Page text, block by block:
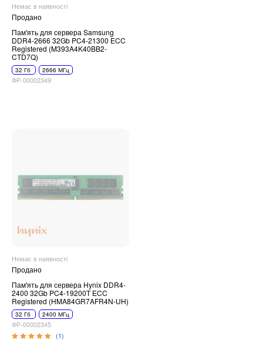
Немає в наявності
Продано
Пам'ять для сервера Samsung
DDR4-2666 32Gb PC4-21300 ECC
Registered (M393A4K40BB2-
CTD7Q)
32 Гб 2666 МГц
ФР-00002349
Немає в наявності
Продано
Пам'ять для сервера Hynix DDR4-
2400 32Gb PC4-19200T ECC
Registered (HMA84GR7AFR4N-UH)
32 Гб 2400 МГц
ФР-00002345
(1)